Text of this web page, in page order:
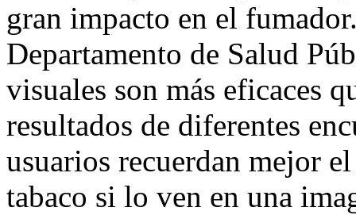
gran impacto en el
Departamento de Salud
visuales son más eficaces
resultados de diferentes
usuarios recuerdan mejor
tabaco si lo ven en una